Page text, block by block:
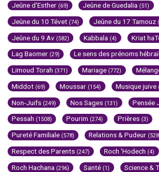
Jeûne d'Esther (69) Jeûne de Guedalia (51)
Jeûne du 10 Tévet (74) Jeûne du 17 Tamouz
Jeûne du 9 Av (582) Kabbala (4) Kriat
Lag Baomer (29) Le sens des prénoms
Limoud Torah (371) Mariage (772)
Middot (69) Moussar (154) Musique juive
Non-Juifs (249) Nos Sages (131) Pensée
Pessah (1508) Pourim (274) Prières (3)
Pureté Familiale (578) Relations & Pudeur
Respect des Parents (247) Roch 'Hodech (4)
Roch Hachana (296) Santé (1) Science &